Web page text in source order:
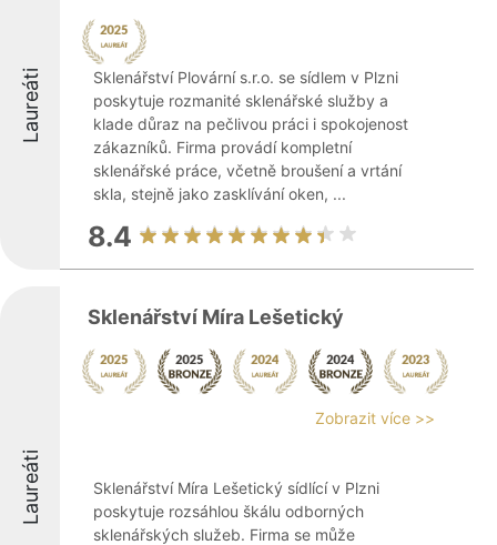
Laureáti
Sklenářství Plovární s.r.o. se sídlem v Plzni
poskytuje rozmanité sklenářské služby a
klade důraz na pečlivou práci i spokojenost
zákazníků. Firma provádí kompletní
sklenářské práce, včetně broušení a vrtání
skla, stejně jako zasklívání oken, ...
8.4
Laureáti
Sklenářství Míra Lešetický
Zobrazit více >>
Sklenářství Míra Lešetický sídlící v Plzni
poskytuje rozsáhlou škálu odborných
sklenářských služeb. Firma se může